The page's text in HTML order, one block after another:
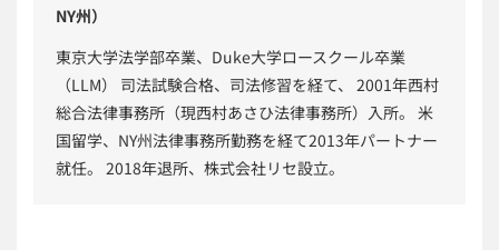
NY州）
東京大学法学部卒業、Duke大学ロースクール卒業
（LLM） 司法試験合格、司法修習を経て、 2001年西村
総合法律事務所（現西村あさひ法律事務所）入所。 米
国留学、NY州法律事務所勤務を経て2013年パートナー
就任。 2018年退所、株式会社リセ設立。